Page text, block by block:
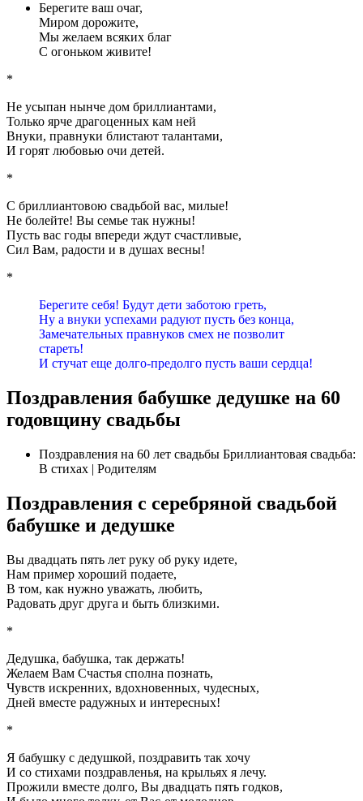
Берегите ваш очаг,
Миром дорожите,
Мы желаем всяких благ
С огоньком живите!
*
Не усыпан нынче дом бриллиантами,
Только ярче драгоценных кам ней
Внуки, правнуки блистают талантами,
И горят любовью очи детей.
*
С бриллиантовою свадьбой вас, милые!
Не болейте! Вы семье так нужны!
Пусть вас годы впереди ждут счастливые,
Сил Вам, радости и в душах весны!
*
Берегите себя! Будут дети заботою греть,
Ну а внуки успехами радуют пусть без конца,
Замечательных правнуков смех не позволит
стареть!
И стучат еще долго-предолго пусть ваши сердца!
Поздравления бабушке дедушке на 60
годовщину свадьбы
Поздравления на 60 лет свадьбы Бриллиантовая свадьба:
В стихах | Родителям
Поздравления с серебряной свадьбой
бабушке и дедушке
Вы двадцать пять лет руку об руку идете,
Нам пример хороший подаете,
В том, как нужно уважать, любить,
Радовать друг друга и быть близкими.
*
Дедушка, бабушка, так держать!
Желаем Вам Счастья сполна познать,
Чувств искренних, вдохновенных, чудесных,
Дней вместе радужных и интересных!
*
Я бабушку с дедушкой, поздравить так хочу
И со стихами поздравленья, на крыльях я лечу.
Прожили вместе долго, Вы двадцать пять годков,